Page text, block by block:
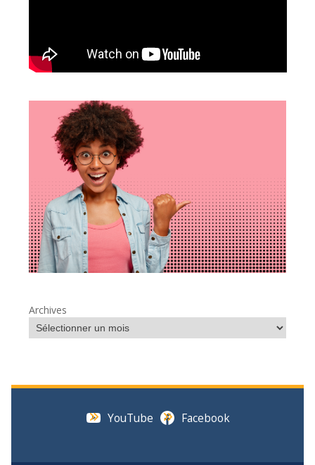
Archives
YouTube Facebook